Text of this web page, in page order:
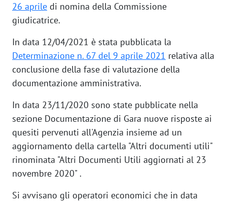
26 aprile di nomina della Commissione
giudicatrice.
In data 12/04/2021 è stata pubblicata la
Determinazione n. 67 del 9 aprile 2021 relativa alla
conclusione della fase di valutazione della
documentazione amministrativa.
In data 23/11/2020 sono state pubblicate nella
sezione Documentazione di Gara nuove risposte ai
quesiti pervenuti all'Agenzia insieme ad un
aggiornamento della cartella "Altri documenti utili"
rinominata "Altri Documenti Utili aggiornati al 23
novembre 2020​" .
Si avvisano gli operatori economici che in data